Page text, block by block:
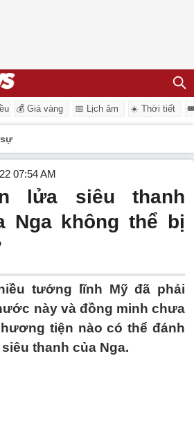
💰 Giá vàng 📅 Lịch âm ☀️ Thời tiết
07:54 AM
lửa siêu thanh
Nga không thể bị
tướng lĩnh Mỹ đã phải
này và đồng minh chưa
tiện nào có thể đánh
thanh của Nga.